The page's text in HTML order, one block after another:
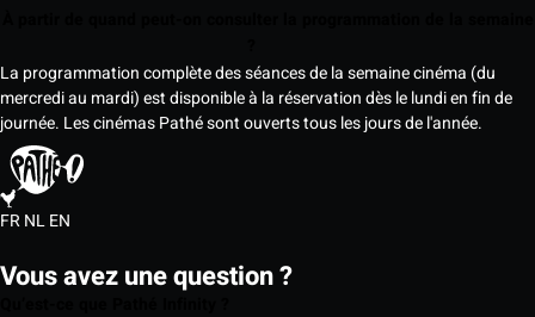
La programmation complète des séances de la semaine cinéma (du
mercredi au mardi) est disponible à la réservation dès le lundi en fin de
journée. Les cinémas Pathé sont ouverts tous les jours de l'année.
FRNLEN
Vous avez une question ?